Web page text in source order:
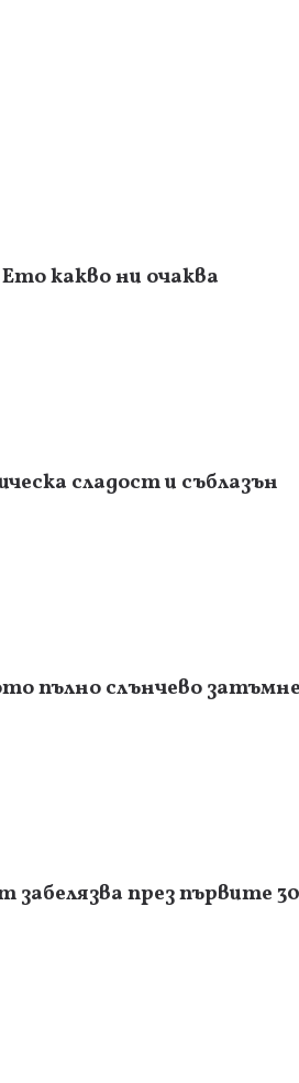
какво ни очаква
сладост и съблазън
пълно слънчево
през първите